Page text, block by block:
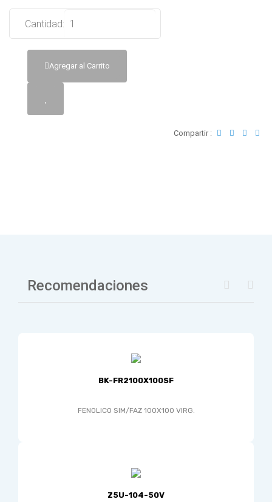
Cantidad:
Agregar al Carrito
Compartir :
Recomendaciones
BK-FR2100X100SF
FENOLICO SIM/FAZ 100X100 VIRG.
Z5U-104-50V